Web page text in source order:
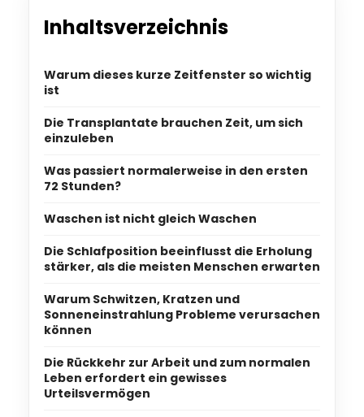
Inhaltsverzeichnis
Warum dieses kurze Zeitfenster so wichtig
ist
Die Transplantate brauchen Zeit, um sich
einzuleben
Was passiert normalerweise in den ersten
72 Stunden?
Waschen ist nicht gleich Waschen
Die Schlafposition beeinflusst die Erholung
stärker, als die meisten Menschen erwarten
Warum Schwitzen, Kratzen und
Sonneneinstrahlung Probleme verursachen
können
Die Rückkehr zur Arbeit und zum normalen
Leben erfordert ein gewisses
Urteilsvermögen